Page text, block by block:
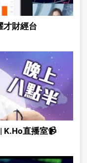
才財經台
K.Ho直播室📹